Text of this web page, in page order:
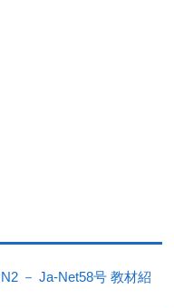
－ Ja-Net58号 教材紹